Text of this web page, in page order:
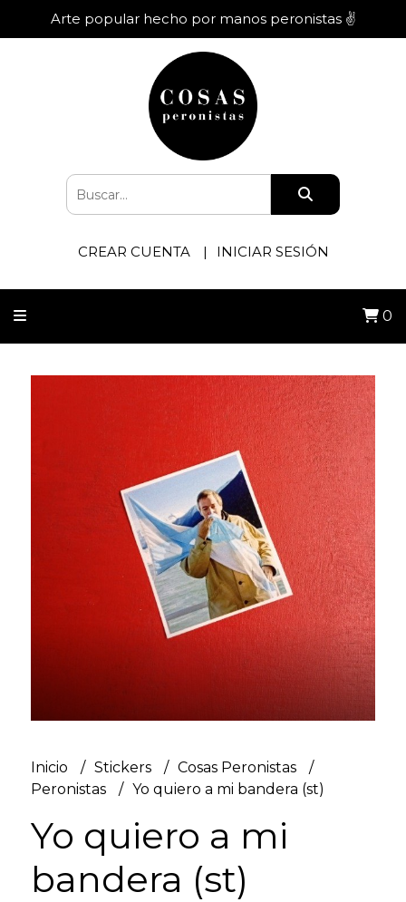
Arte popular hecho por manos peronistas ✌️
CREAR CUENTA INICIAR SESIÓN
0
Inicio Stickers
Cosas Peronistas
Peronistas
Yo quiero a mi bandera (st)
Yo quiero a mi
bandera (st)